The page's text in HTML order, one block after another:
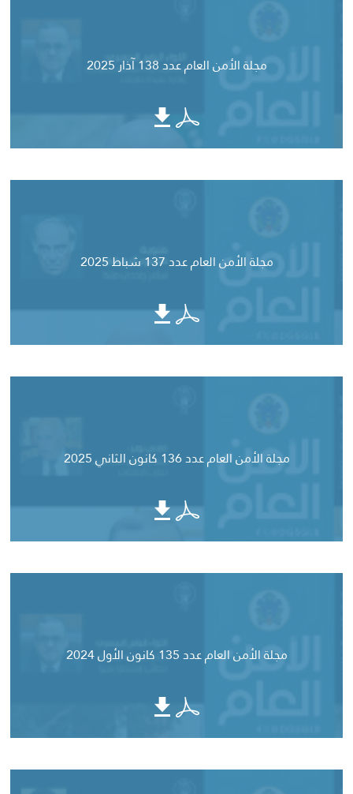
مجلة الأمن العام عدد 138 آذار 2025
مجلة الأمن العام عدد 137 شباط 2025
مجلة الأمن العام عدد 136 كانون الثاني 2025
مجلة الأمن العام عدد 135 كانون الأول 2024